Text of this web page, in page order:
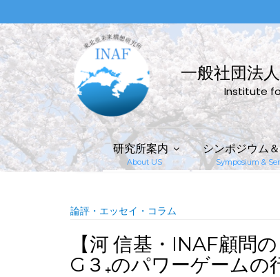
to
content
一般社団法
Institute
About US
研究所案内
Symposium &
シンポジウム
論評・エッセイ・コラム
【河 信基・INAF顧問
G３₊のパワーゲームの